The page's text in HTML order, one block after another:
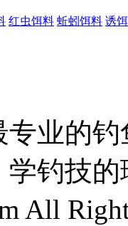
红虫饵料 蚯蚓饵料 诱
业的
钓技
All